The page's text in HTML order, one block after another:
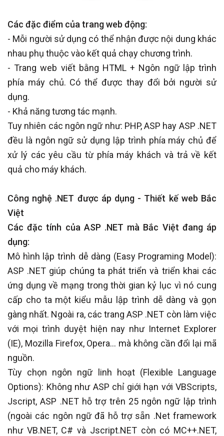
Các đặc điểm của trang web động:
- Mỗi người sử dụng có thể nhận được nội dung khác
nhau phụ thuộc vào kết quả chạy chương trình.
- Trang web viết bằng HTML + Ngôn ngữ lập trình
phía máy chủ. Có thể được thay đổi bởi người sử
dụng.
- Khả năng tương tác mạnh.
Tuy nhiên các ngôn ngữ như: PHP, ASP hay ASP .NET
đều là ngôn ngữ sử dụng lập trình phía máy chủ để
xử lý các yêu cầu từ phía máy khách và trả về kết
quả cho máy khách.
Công nghệ .NET được áp dụng - Thiết kế web Bắc
Việt
Các đặc tính của ASP .NET mà Bắc Việt đang áp
dụng:
Mô hình lập trình dễ dàng (Easy Programing Model):
ASP .NET giúp chúng ta phát triển và triển khai các
ứng dụng về mạng trong thời gian kỷ lục vì nó cung
cấp cho ta một kiểu mẫu lập trình dễ dàng và gọn
gàng nhất. Ngoài ra, các trang ASP .NET còn làm việc
với mọi trình duyệt hiện nay như Internet Explorer
(IE), Mozilla Firefox, Opera… mà không cần đổi lại mã
nguồn.
Tùy chọn ngôn ngữ linh hoạt (Flexible Language
Options): Không như ASP chỉ giới hạn với VBScripts,
Jscript, ASP .NET hỗ trợ trên 25 ngôn ngữ lập trình
(ngoài các ngôn ngữ đã hỗ trợ sẵn .Net framework
như VB.NET, C# và Jscript.NET còn có MC++.NET,